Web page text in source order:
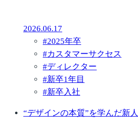
2026.06.17
#2025年卒
#カスタマーサクセス
#ディレクター
#新卒1年目
#新卒入社
“デザインの本質”を学んだ新